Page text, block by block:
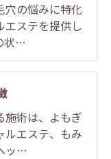
穴の悩みに特化
エステを提供し
状…
施術は、よもぎ
ルエステ、もみ
ッ…